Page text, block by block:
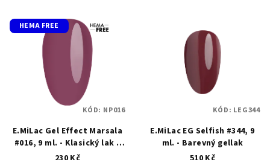
HEMA FREE
E.MiLac Gel Effect Marsala
#016, 9 ml. - Klasický lak s
gelovým efektem
KÓD: NP016
E.MiLac EG Selfish #344, 9
ml. - Barevný gellak
KÓD: LEG344